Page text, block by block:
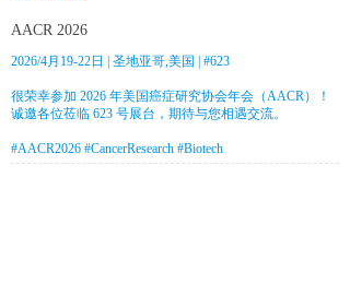
AACR 2026
2026/4月19-22日 | 圣地亚哥,美国 | #623
很荣幸参加 2026 年美国癌症研究协会年会（AACR）！
诚邀各位莅临 623 号展台，期待与您相遇交流。
#AACR2026 #CancerResearch #Biotech